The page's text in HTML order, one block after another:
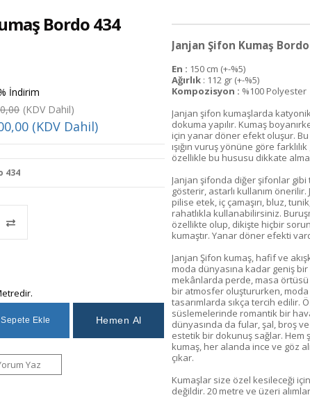
Bordo 434
İndirim
(KDV Dahil)
(KDV Dahil)
434
Yaz
Janjan Şifon Kumaş
En : 150 cm (+-%5)
Ağırlık : 112 gr (+-%5)
Kompozisyon : %100 Polyester
Janjan şifon kumaşlarda
dokuma yapılır. Kumaş
için yanar döner efekt oluşur.
ışığın vuruş yönüne göre
özellikle bu hususu dikkate
Janjan şifonda diğer şifonlar
gösterir, astarlı kullanım
pilise etek, iç çamaşırı, bluz,
rahatlıkla kullanabilirsiniz.
özellikte olup, dikişte hiçbir
kumaştır. Yanar döner efekti
Janjan Şifon kumaş, hafif ve
moda dünyasına kadar geniş
mekânlarda perde, masa
bir atmosfer oluştururken, moda
tasarımlarda sıkça tercih edilir.
süslemelerinde romantik bir
dünyasında da fular, şal, broş
estetik bir dokunuş sağlar. Hem
kumaş, her alanda ince ve göz
çıkar.
Kumaşlar size özel kesileceği
değildir. 20 metre ve üzeri